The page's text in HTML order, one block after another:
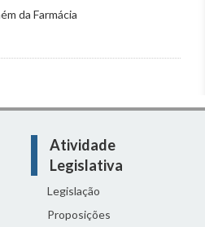
da Farmácia
Atividade
Legislativa
Legislação
Proposições